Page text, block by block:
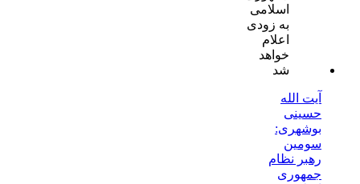
آیت الله
حسینی
بوشهری:
سومین
رهبر نظام
جمهوری